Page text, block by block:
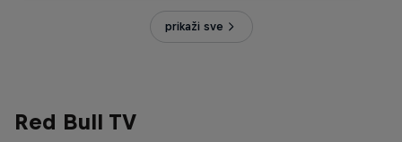
prikaži sve
Red Bull TV